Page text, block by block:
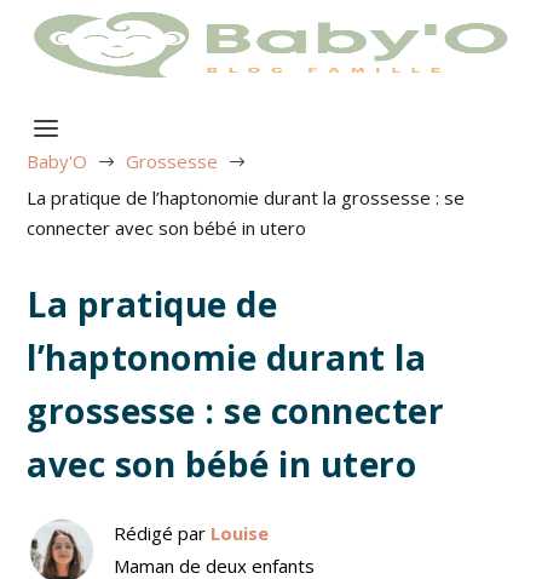
Baby'O $ Grossesse $
La pratique de l’haptonomie durant la grossesse : se
connecter avec son bébé in utero
La pratique de
l’haptonomie durant la
grossesse : se connecter
avec son bébé in utero
Rédigé par Louise
Maman de deux enfants